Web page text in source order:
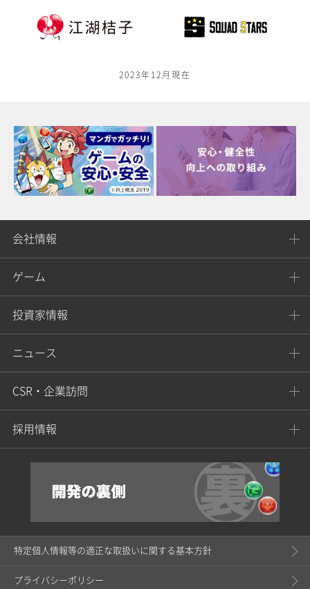
2023年12月現在
会社情報
ゲーム
投資家情報
ニュース
CSR・企業訪問
採用情報
特定個人情報等の適正な取扱いに関する基本方針
プライバシーポリシー